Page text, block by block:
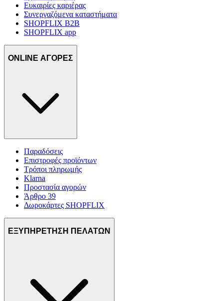
Ευκαιρίες καριέρας
Συνεργαζόμενα καταστήματα
SHOPFLIX B2B
SHOPFLIX app
ONLINE ΑΓΟΡΕΣ
Παραδόσεις
Επιστροφές προϊόντων
Τρόποι πληρωμής
Klarna
Προστασία αγορών
Άρθρο 39
Δωροκάρτες SHOPFLIX
ΕΞΥΠΗΡΕΤΗΣΗ ΠΕΛΑΤΩΝ